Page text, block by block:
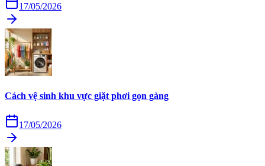
17/05/2026
Cách vệ sinh khu vực giặt phơi gọn gàng
17/05/2026